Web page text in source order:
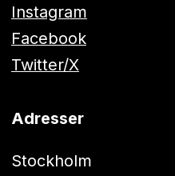
Instagram
Facebook
Twitter/X
Adresser
Stockholm